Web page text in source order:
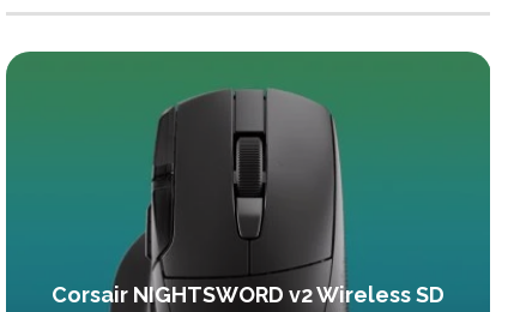
Corsair NIGHTSWORD v2 Wireless SD